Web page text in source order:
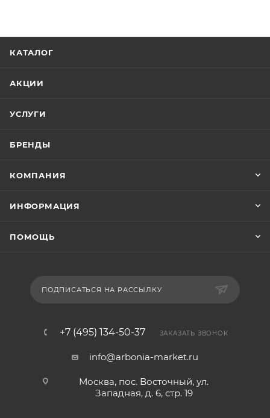
КАТАЛОГ
АКЦИИ
УСЛУГИ
БРЕНДЫ
КОМПАНИЯ
ИНФОРМАЦИЯ
ПОМОЩЬ
ПОДПИСАТЬСЯ НА РАССЫЛКУ
+7 (495) 134-50-37 ЗАКАЗАТЬ ЗВОНОК
info@arbonia-market.ru
Москва, пос. Восточный, ул.
Западная, д. 6, стр. 19